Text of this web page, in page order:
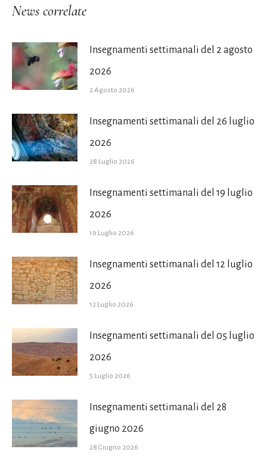
News correlate
Insegnamenti settimanali del 2 agosto
2026
2 Agosto 2026
Insegnamenti settimanali del 26 luglio
2026
28 Luglio 2026
Insegnamenti settimanali del 19 luglio
2026
19 Luglio 2026
Insegnamenti settimanali del 12 luglio
2026
12 Luglio 2026
Insegnamenti settimanali del 05 luglio
2026
5 Luglio 2026
Insegnamenti settimanali del 28
giugno 2026
28 Giugno 2026